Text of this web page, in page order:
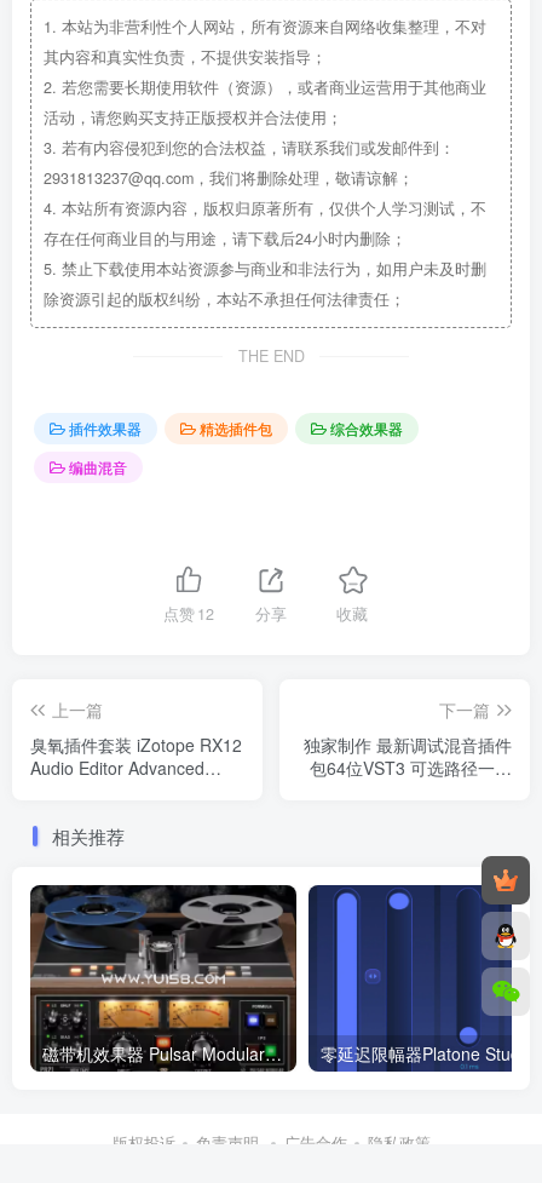
1. 本站为非营利性个人网站，所有资源来自网络收集整理，不对
其内容和真实性负责，不提供安装指导；
2. 若您需要长期使用软件（资源），或者商业运营用于其他商业
活动，请您购买支持正版授权并合法使用；
3. 若有内容侵犯到您的合法权益，请联系我们或发邮件到：
2931813237@qq.com，我们将删除处理，敬请谅解；
4. 本站所有资源内容，版权归原著所有，仅供个人学习测试，不
存在任何商业目的与用途，请下载后24小时内删除；
5. 禁止下载使用本站资源参与商业和非法行为，如用户未及时删
除资源引起的版权纠纷，本站不承担任何法律责任；
THE END
插件效果器 精选插件包
综合效果器
编曲混音
点赞12 分享 收藏
上一篇
臭氧插件套装 iZotope RX12
Audio Editor Advanced
下一篇
独家制作 最新调试混音插件
包64位VST3 可选路径一键
相关推荐
磁带机效果器 Pulsar Modular P821 MDN Tape 1.0.0 WiN
版权投诉 免责声明 广告合作 隐私政策